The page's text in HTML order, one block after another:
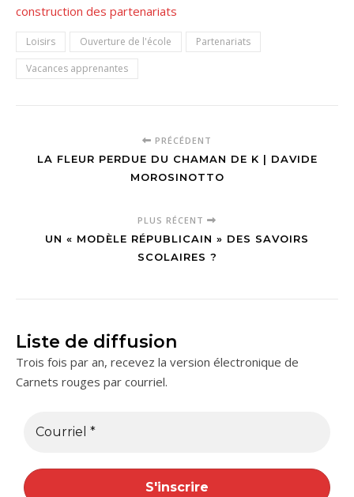
construction des partenariats
Loisirs Ouverture de l'école
Partenariats
Vacances apprenantes
PRÉCÉDENT
LA FLEUR PERDUE DU CHAMAN DE K | DAVIDE
MOROSINOTTO
PLUS RÉCENT
UN « MODÈLE RÉPUBLICAIN » DES SAVOIRS
SCOLAIRES ?
Liste de diffusion
Trois fois par an, recevez la version électronique de
Carnets rouges par courriel.